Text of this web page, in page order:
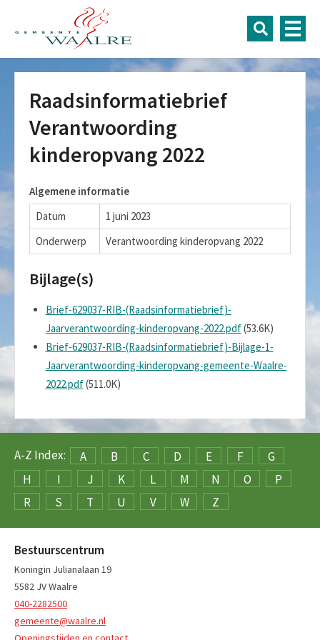
Raadsinformatiebrief
Verantwoording
kinderopvang 2022
Algemene informatie
Datum
1 juni 2023
Onderwerp
Verantwoording kinderopvang 2022
Bijlage(s)
Brief-629037-RIB-(Raadsinformatiebrief)-
Jaarverantwoording-kinderopvang-2022.pdf(53.6K)
Brief-629037-RIB-(Raadsinformatiebrief)-Bijlage-1-
Jaarverantwoording-kinderopvang-gemeente-Waalre-
2022.pdf(511.0K)
A-Z Index: A B C D E F
G
H
I J K L M N O
P
R
S T U V W Z
Bestuurscentrum
Koningin Julianalaan 19
5582 JV Waalre
040-2282500
gemeente@waalre.nl